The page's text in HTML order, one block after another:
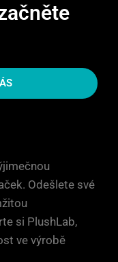
Odešlete své
si PlushLab,
ve výrobě